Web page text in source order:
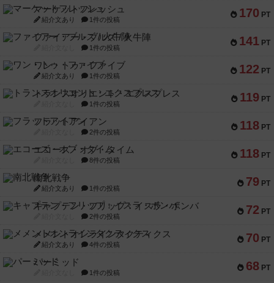
170 PT
マーケットフレッシュ
紹介文あり 1件の投稿
141 PT
ファイアー・ブルズ / 火牛陣
1件の投稿
122 PT
ワン・トゥ・ファイブ
紹介文あり 1件の投稿
119 PT
トランスオリエント・エクスプレス
1件の投稿
118 PT
フラットアイアン
2件の投稿
118 PT
エコーズ・オブ・タイム
8件の投稿
79 PT
南北戦争
紹介文あり 1件の投稿
72 PT
キャプテン・フリップ：イスラ・ボンバ
2件の投稿
70 PT
メメントオンラインタクティクス
紹介文あり 4件の投稿
68 PT
パーミッド
1件の投稿